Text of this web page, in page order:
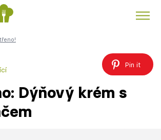
Pin it
Dýňový krém s